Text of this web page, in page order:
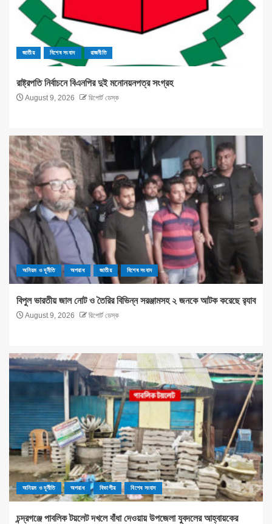
জাতীয় বিশেষ সংবাদ রাজনীতি
রাষ্ট্রপতি নির্বাচনে বিএনপির দুই মনোনয়নপত্র সংগ্রহ
August 9, 2026 রিপোর্ট ডেস্ক
অনিয়ম ও দূর্নীতি অপরাধ জাতীয় বিশেষ সংবাদ
বিপুল ভারতীয় জাল নোট ও তৈরির বিভিন্ন সরঞ্জামসহ ২ জনকে আটক করেছে র‌্যাব
August 9, 2026 রিপোর্ট ডেস্ক
অনিয়ম ও দূর্নীতি অপরাধ বিভাগীয় বিশেষ সংবাদ
চন্দ্রগঞ্জে পাবলিক টয়লেট দখলে বাঁধা দেওয়ায় উপজেলা যুবদলের আহ্বায়কের